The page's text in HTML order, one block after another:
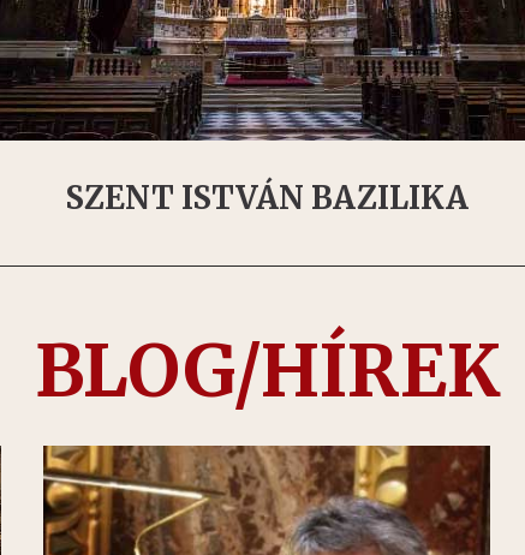
SZENT ISTVÁN BAZILIKA
BLOG/HÍREK